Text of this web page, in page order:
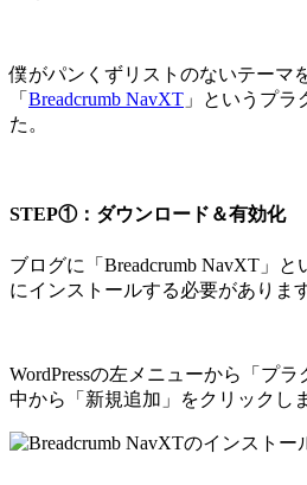
僕がパンくずリストのないテーマ
「 Breadcrumb NavXT 」というプラ
た。
STEP①：ダウンロード＆有効化
ブログに「Breadcrumb NavXT」
にインストールする必要があります
WordPressの左メニューから「プ
中から「新規追加」をクリックし